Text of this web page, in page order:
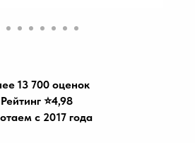
13 700 оценок
Рейтинг ⭐️4,98
с 2017 года